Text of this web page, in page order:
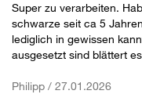
Super zu verarbeiten.
schwarze seit ca 5
lediglich in gewissen
ausgesetzt sind blättert
Philipp / 27.01.2026